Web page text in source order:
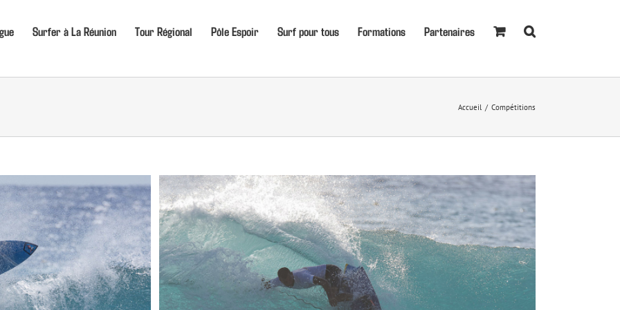
Surfer à La Réunion Tour Régional Pôle Espoir Surf pour tous Formations Partenaires
Accueil Compétitions
étape 2016